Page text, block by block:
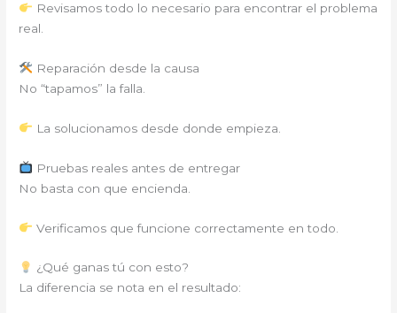
Revisamos todo lo necesario para encontrar el problema
real.
Reparación desde la causa
No “tapamos” la falla.
La solucionamos desde donde empieza.
Pruebas reales antes de entregar
No basta con que encienda.
Verificamos que funcione correctamente en todo.
¿Qué ganas tú con esto?
La diferencia se nota en el resultado: